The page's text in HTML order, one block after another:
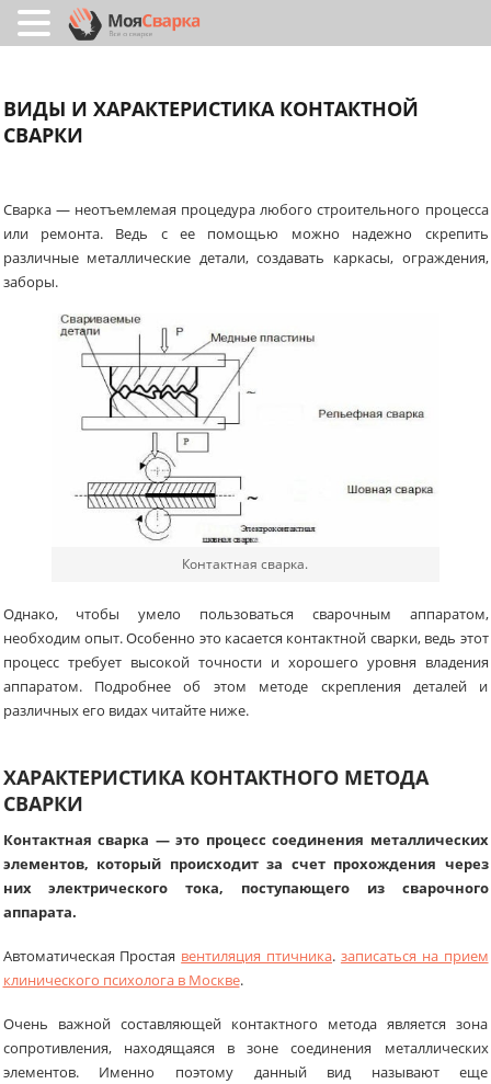
ВИДЫ И ХАРАКТЕРИСТИКА КОНТАКТНОЙ
СВАРКИ
Сварка — неотъемлемая процедура любого строительного процесса
или ремонта. Ведь с ее помощью можно надежно скрепить
различные металлические детали, создавать каркасы, ограждения,
заборы.
Контактная сварка.
Однако, чтобы умело пользоваться сварочным аппаратом,
необходим опыт. Особенно это касается контактной сварки, ведь этот
процесс требует высокой точности и хорошего уровня владения
аппаратом. Подробнее об этом методе скрепления деталей и
различных его видах читайте ниже.
ХАРАКТЕРИСТИКА КОНТАКТНОГО МЕТОДА
СВАРКИ
Контактная сварка — это процесс соединения металлических
элементов, который происходит за счет прохождения через
них электрического тока, поступающего из сварочного
аппарата.
Автоматическая Простая вентиляция птичника. записаться на прием
клинического психолога в Москве.
Очень важной составляющей контактного метода является зона
сопротивления, находящаяся в зоне соединения металлических
элементов. Именно поэтому данный вид называют еще